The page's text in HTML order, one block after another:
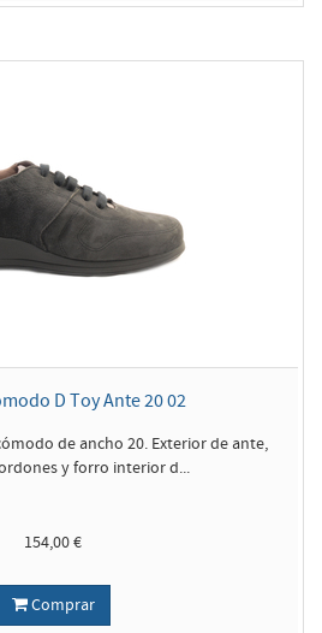
D Toy Ante 20 02
de ancho 20. Exterior de ante,
y forro interior d...
154,00 €
Comprar